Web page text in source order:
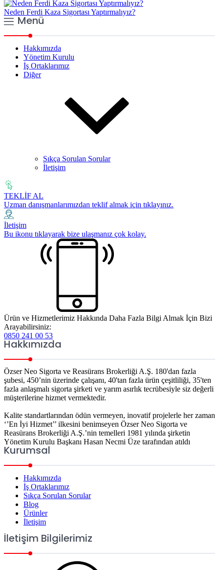
Neden Ferdi Kaza Sigortası Yaptırmalıyız?
Menü
Hakkımızda
Yönetim Kurulu
İş Ortaklarımız
Diğer
Sıkça Sorulan Sorular
İletişim
TEKLİF AL
Uzman danışmanlarımızdan teklif almak için tıklayınız.
İletişim
Bu ikonu tıklayarak bize ulaşmanız çok kolay.
Ürün ve Hizmetlerimiz Hakkında Daha Fazla Bilgi Almak İçin Bizi
Arayabilirsiniz:
0850 241 00 53
Hakkımızda
Özser Neo Sigorta ve Reasürans Brokerliği A.Ş. 180'dan fazla
şubesi, 450’nin üzerinde çalışanı, 40'tan fazla ürün çeşitliliği, 35'ten
fazla anlaşmalı sigorta şirketi ve yarım asırlık tecrübesiyle siz değerli
müşterilerine hizmet vermektedir.
Kalite standartlarından ödün vermeyen, inovatif projelerle her zaman
‘’En İyi Hizmet’’ ilkesini benimseyen Özser Neo Sigorta ve
Reasürans Brokerliği A.Ş.’nin temelleri 1981 yılında şirketin
Yönetim Kurulu Başkanı Hasan Necmi Üze tarafından atıldı
Kurumsal
Hakkımızda
İş Ortaklarımız
Sıkça Sorulan Sorular
Blog
Ürünler
İletişim
İletişim Bilgilerimiz